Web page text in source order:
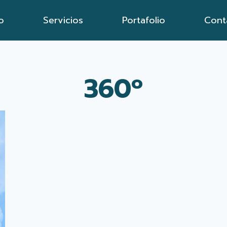
Servicios Portafolio
360º